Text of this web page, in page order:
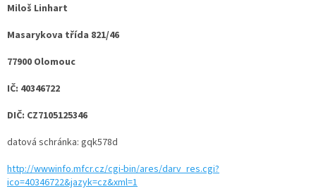
Miloš Linhart
Masarykova třída 821/46
77900 Olomouc
IČ: 40346722
DIČ: CZ7105125346
datová schránka: gqk578d
http://wwwinfo.mfcr.cz/cgi-bin/ares/darv_res.cgi?
ico=40346722&jazyk=cz&xml=1